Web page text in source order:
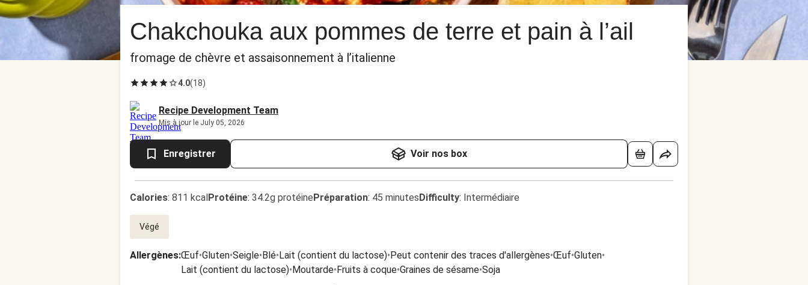
Chakchouka aux pommes de terre et pain à l’ail
fromage de chèvre et assaisonnement à l’italienne
4.0(18)
Recipe Development Team
Mis à jour le July 05, 2026
Enregistrer Voir nos box
Calories: 811 kcalProtéine: 34.2g protéinePréparation: 45 minutesDifficulty: Intermédiaire
Végé
Allergènes:Œuf•Gluten•Seigle•Blé•Lait (contient du lactose)•Peut contenir des traces d'allergènes•Œuf•Gluten•
Lait (contient du lactose)•Moutarde•Fruits à coque•Graines de sésame•Soja